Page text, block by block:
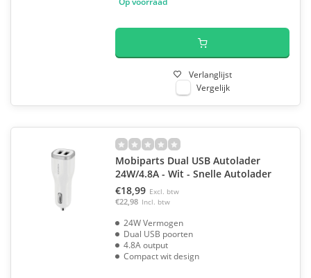
Verlanglijst
Vergelijk
Mobiparts Dual USB Autolader
24W/4.8A - Wit - Snelle Autolader
€18,99 Excl. btw
€22,98 Incl. btw
24W Vermogen
Dual USB poorten
4.8A output
Compact wit design